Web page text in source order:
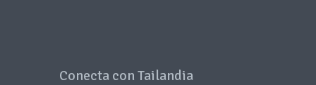
Conecta con Tailandia